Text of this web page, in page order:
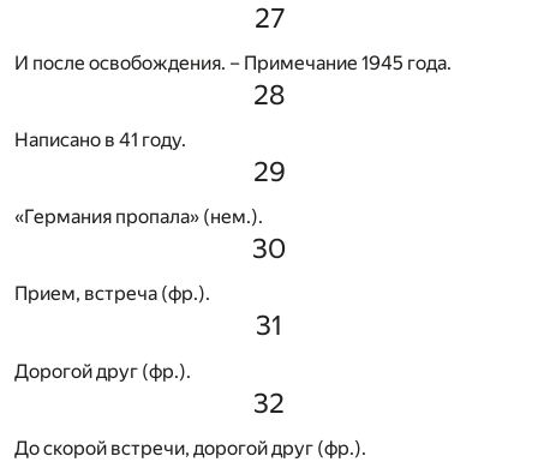
27
И после освобождения. – Примечание 1945 года.
28
Написано в 41 году.
29
«Германия пропала» (нем.).
30
Прием, встреча (фр.).
31
Дорогой друг (фр.).
32
До скорой встречи, дорогой друг (фр.).